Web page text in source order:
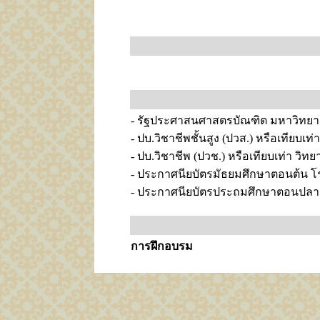
- รัฐประศาสนศาสตรบัณฑิต มหาวิทย
- ปบ.วิชาชีพชั้นสูง (ปวส.) หรือเทียบเ
- ปบ.วิชาชีพ (ปวช.) หรือเทียบเท่า วิท
- ประกาศนียบัตรมัธยมศึกษาตอนต้น โ
- ประกาศนียบัตรประถมศึกษาตอนปล
การฝึกอบรม